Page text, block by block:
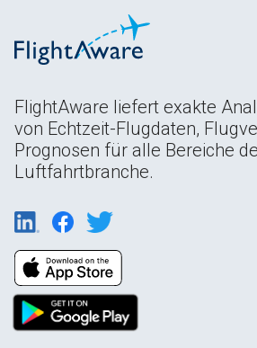
FlightAware liefert exakte
von Echtzeit-Flugdaten,
Prognosen für alle Bereiche
Luftfahrtbranche.